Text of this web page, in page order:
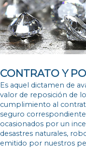
CONTRATO Y
Es aquel dictamen de
valor de reposición de
cumplimiento al
seguro
ocasionados por un
desastres naturales,
emitido por nuestros